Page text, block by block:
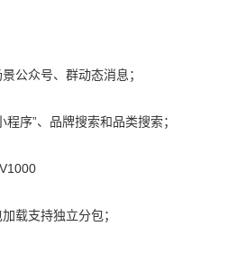
公众号、群动态消息；
序”、品牌搜索和品类搜索；
载支持独立分包；